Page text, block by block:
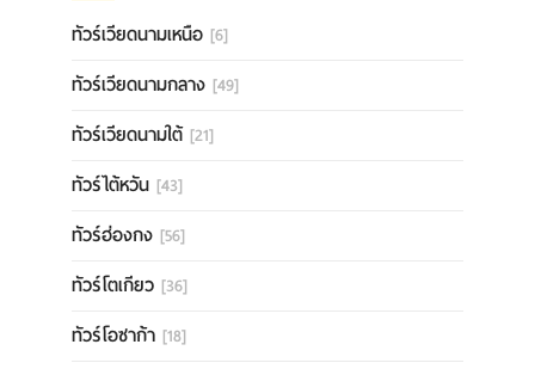
ทัวร์เวียดนามเหนือ [6]
ทัวร์เวียดนามกลาง [49]
ทัวร์เวียดนามใต้ [21]
ทัวร์ไต้หวัน [43]
ทัวร์ฮ่องกง [56]
ทัวร์โตเกียว [36]
ทัวร์โอซาก้า [18]